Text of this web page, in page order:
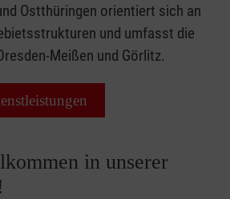
Ostthüringen orientiert sich an
und umfasst die
Meißen und Görlitz.
in unserer